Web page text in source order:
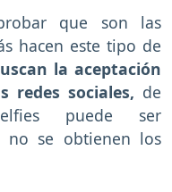
que son las
hacen este tipo de
la aceptación
redes sociales, de
puede ser
no se obtienen los